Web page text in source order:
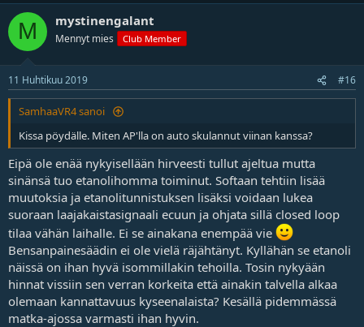
M mystinengalant
Mennyt mies Club Member
11 Huhtikuu 2019 #16
SamhaaVR4 sanoi
Kissa pöydälle. Miten AP'lla on auto skulannut viinan kanssa?
Eipä ole enää nykyisellään hirveesti tullut ajeltua mutta
sinänsä tuo etanolihomma toiminut. Softaan tehtiin lisää
muutoksia ja etanolitunnistuksen lisäksi voidaan lukea
suoraan laajakaistasignaali ecuun ja ohjata sillä closed loop
tilaa vähän laihalle. Ei se ainakana enempää vie
Bensanpainesäädin ei ole vielä räjähtänyt. Kyllähän se etanoli
näissä on ihan hyvä isommillakin tehoilla. Tosin nykyään
hinnat vissiin sen verran korkeita että ainakin talvella alkaa
olemaan kannattavuus kyseenalaista? Kesällä pidemmässä
matka-ajossa varmasti ihan hyvin.